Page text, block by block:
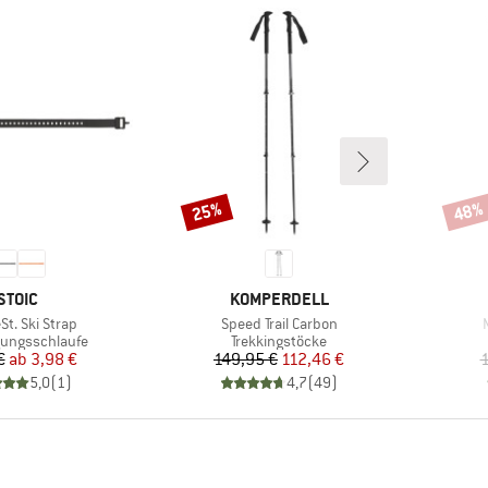
Ski Strap
Preis
reduzierter Preis
ab 3,98 €
5,0(1)
MARKE
KOMPERDELL
Artikel
Speed Trail Carbon
Produktgruppe
Trekkingstöcke
Preis
149,95 €reduzierter Preis
112,46 €
4,7(49)
Rabatt
25% 48%